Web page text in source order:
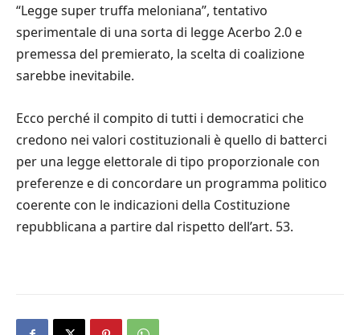
“Legge super truffa meloniana”, tentativo
sperimentale di una sorta di legge Acerbo 2.0 e
premessa del premierato, la scelta di coalizione
sarebbe inevitabile.
Ecco perché il compito di tutti i democratici che
credono nei valori costituzionali è quello di batterci
per una legge elettorale di tipo proporzionale con
preferenze e di concordare un programma politico
coerente con le indicazioni della Costituzione
repubblicana a partire dal rispetto dell’art. 53.